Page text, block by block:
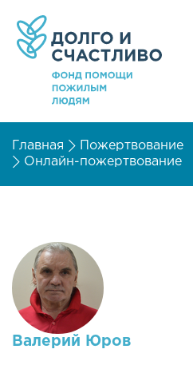
Главная
Пожертвование
Онлайн-пожертвование
Валерий Юров